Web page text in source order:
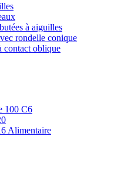
à aiguilles
rondelle conique
contact oblique
100 C6
Alimentaire